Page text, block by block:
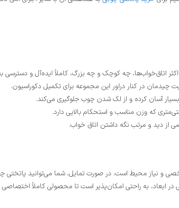
چیدمان در کنار دراور این مجموعه برای تکمیل دکوراسیون.
بسیار آسان کرده و از لک شدن چوب جلوگیری می‌کند.
از دید و مرتب نگه داشتن اتاق خواب.
و نیاز محیط است. در صورت تمایل، شما می‌توانید پاتختی
در ابعاد، به راحتی امکان‌پذیر است تا محصولی کاملاً